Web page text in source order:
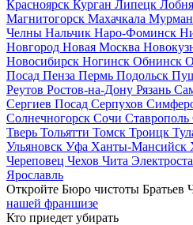
Красноярск Курган Липецк Лобня
Магнитогорск Махачкала
Челны Нальчик Наро-Фоминск
Новгород Новая Москва
Новосибирск Ногинск Обнинск
Посад Пенза Пермь Подольск
Реутов Ростов-на-Дону Рязань
Сергиев Посад Серпухов
Солнечногорск Сочи Ставрополь
Тверь Тольятти Томск Троицк
Ульяновск Уфа Ханты-Мансийск
Череповец Чехов Чита
Ярославль
Откройте Бюро чистоты Братьев
нашей франшизе
Кто приедет убирать